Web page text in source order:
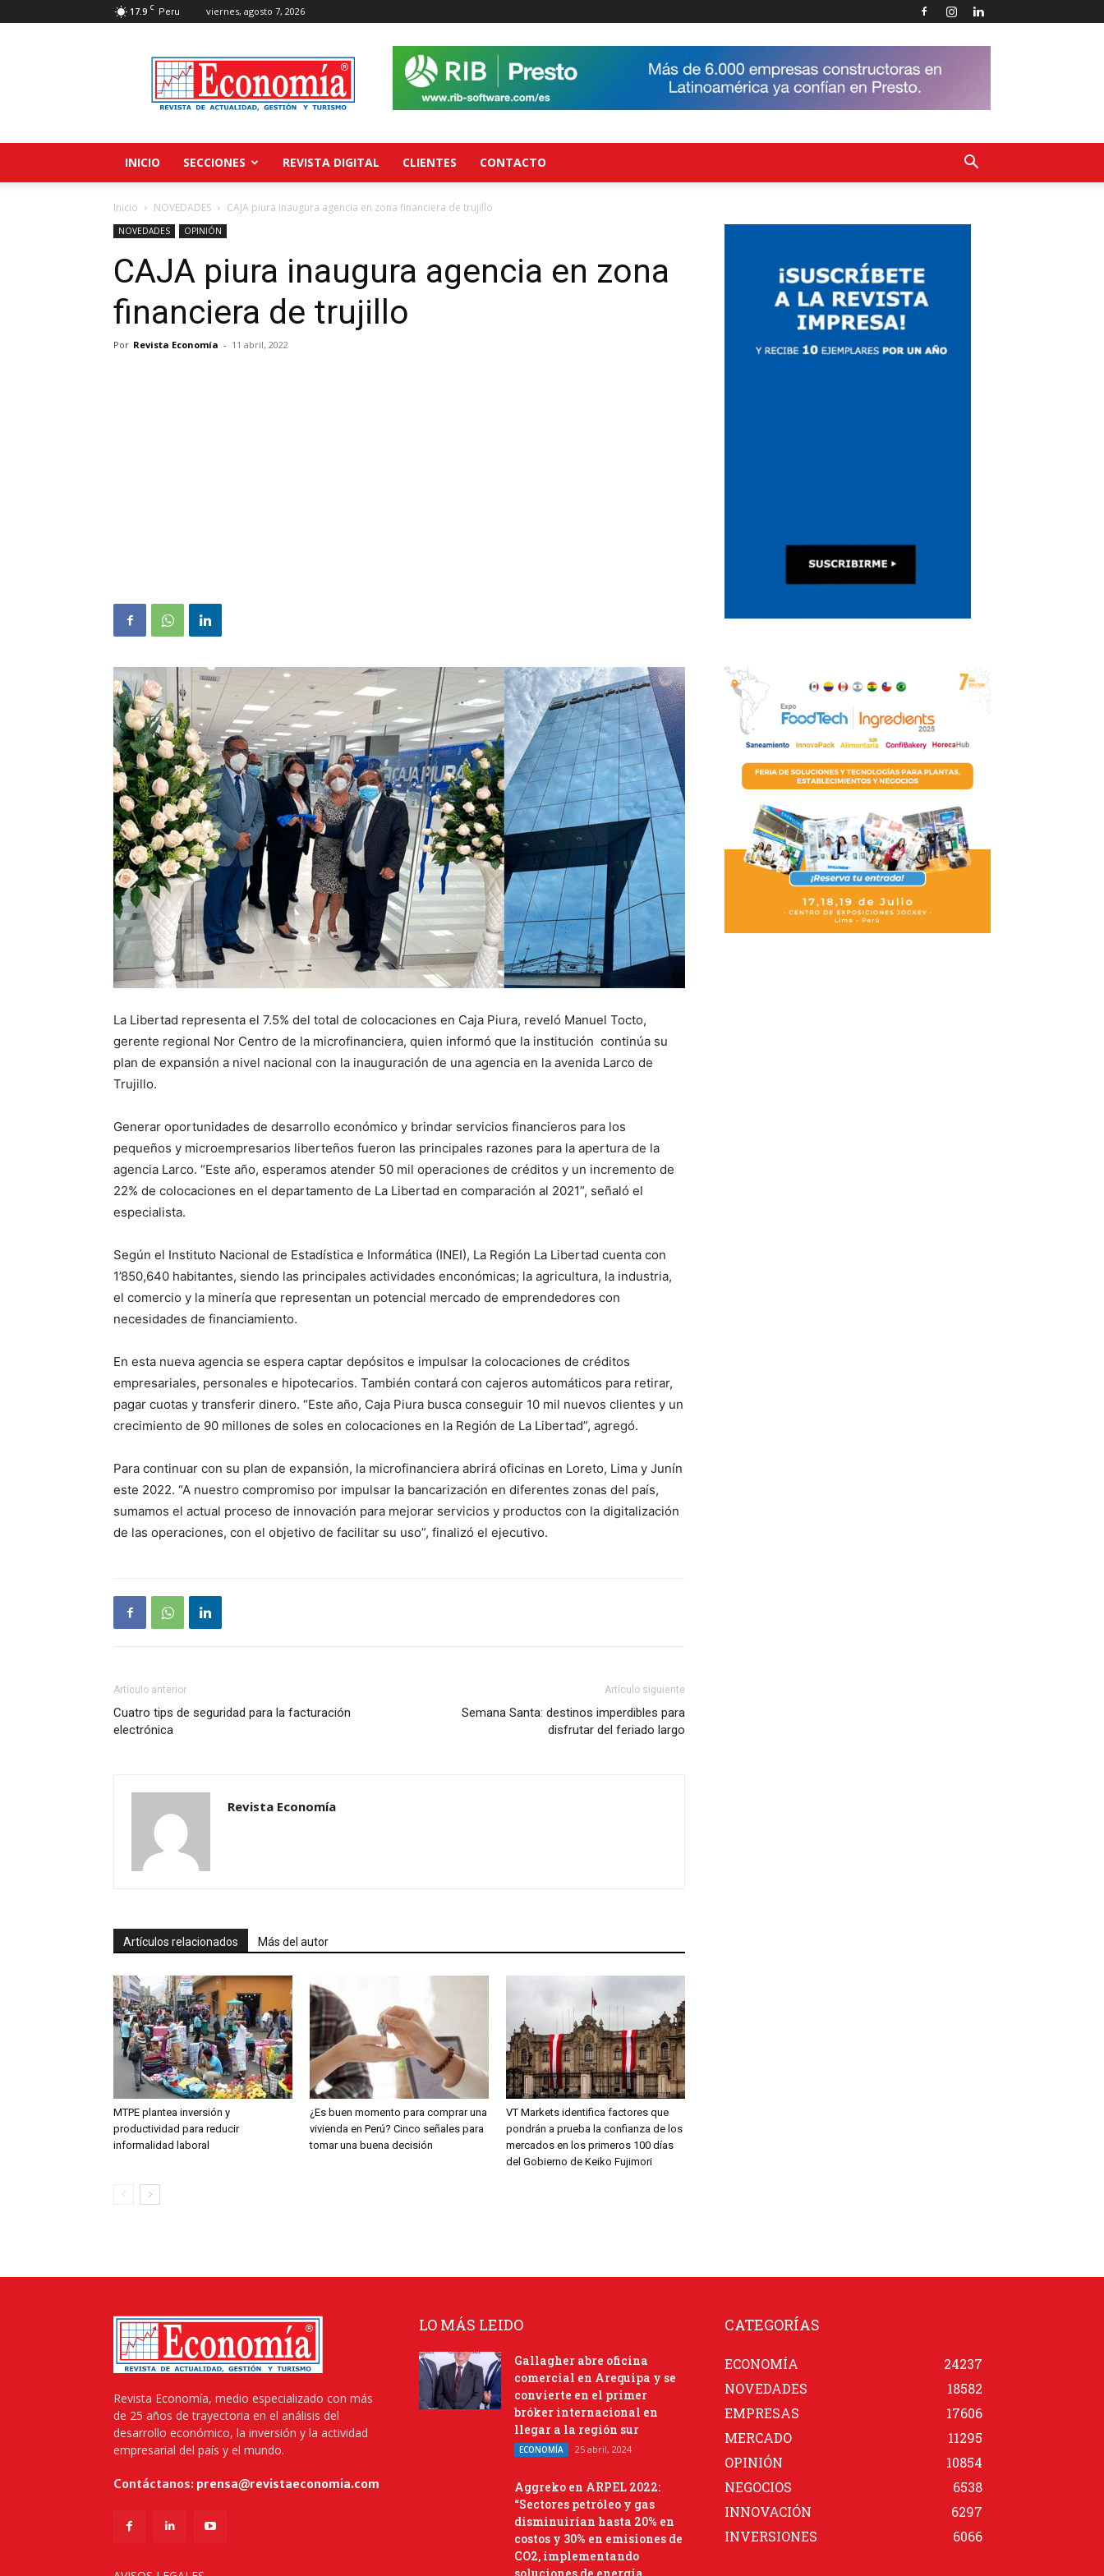
17.9 C Peru viernes, agosto 7, 2026
Revista
Economía
INICIO SECCIONES REVISTA DIGITAL CLIENTES CONTACTO
Inicio NOVEDADES CAJA piura inaugura agencia en zona financiera de trujillo
NOVEDADES OPINIÓN
CAJA piura inaugura agencia en zona
financiera de trujillo
Por Revista Economía - 11 abril, 2022
La Libertad representa el 7.5% del total de colocaciones en Caja Piura, reveló Manuel Tocto,
gerente regional Nor Centro de la microfinanciera, quien informó que la institución continúa su
plan de expansión a nivel nacional con la inauguración de una agencia en la avenida Larco de
Trujillo.
Generar oportunidades de desarrollo económico y brindar servicios financieros para los
pequeños y microempresarios liberteños fueron las principales razones para la apertura de la
agencia Larco. “Este año, esperamos atender 50 mil operaciones de créditos y un incremento de
22% de colocaciones en el departamento de La Libertad en comparación al 2021”, señaló el
especialista.
Según el Instituto Nacional de Estadística e Informática (INEI), La Región La Libertad cuenta con
1’850,640 habitantes, siendo las principales actividades enconómicas; la agricultura, la industria,
el comercio y la minería que representan un potencial mercado de emprendedores con
necesidades de financiamiento.
En esta nueva agencia se espera captar depósitos e impulsar la colocaciones de créditos
empresariales, personales e hipotecarios. También contará con cajeros automáticos para retirar,
pagar cuotas y transferir dinero. “Este año, Caja Piura busca conseguir 10 mil nuevos clientes y un
crecimiento de 90 millones de soles en colocaciones en la Región de La Libertad”, agregó.
Para continuar con su plan de expansión, la microfinanciera abrirá oficinas en Loreto, Lima y Junín
este 2022. “A nuestro compromiso por impulsar la bancarización en diferentes zonas del país,
sumamos el actual proceso de innovación para mejorar servicios y productos con la digitalización
de las operaciones, con el objetivo de facilitar su uso”, finalizó el ejecutivo.
Artículo anterior
Cuatro tips de seguridad para la facturación
electrónica
Artículo siguiente
Semana Santa: destinos imperdibles para
disfrutar del feriado largo
Revista Economía
Artículos relacionados Más del autor
MTPE plantea inversión y
productividad para reducir
informalidad laboral
¿Es buen momento para comprar una
vivienda en Perú? Cinco señales para
tomar una buena decisión
VT Markets identifica factores que
pondrán a prueba la confianza de los
mercados en los primeros 100 días
del Gobierno de Keiko Fujimori
Revista Economía, medio especializado con más
de 25 años de trayectoria en el análisis del
desarrollo económico, la inversión y la actividad
empresarial del país y el mundo.
Contáctanos: prensa@revistaeconomia.com
LO MÁS LEIDO
Gallagher abre oficina
comercial en Arequipa y se
convierte en el primer
bróker internacional en
llegar a la región sur
ECONOMÍA 25 abril, 2024
Aggreko en ARPEL 2022:
“Sectores petróleo y gas
disminuirían hasta 20% en
costos y 30% en emisiones de
CO2, implementando
CATEGORÍAS
ECONOMÍA
24237
NOVEDADES
18582
EMPRESAS
17606
MERCADO
11295
OPINIÓN
10854
NEGOCIOS
6538
INNOVACIÓN
6297
INVERSIONES
6066